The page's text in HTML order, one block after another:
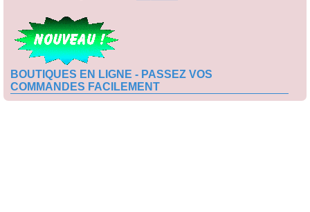
BOUTIQUES EN LIGNE - PASSEZ VOS
COMMANDES FACILEMENT